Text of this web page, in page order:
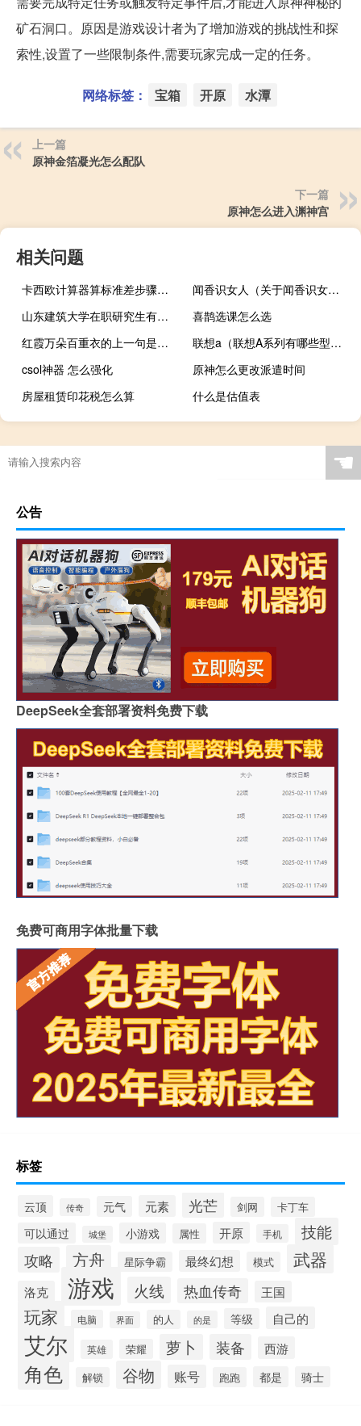
矿石洞口。原因是游戏设计者为了增加游戏的挑战性和探
索性,设置了一些限制条件,需要玩家完成一定的任务。
网络标签： 宝箱 开原 水潭
上一篇
原神金箔凝光怎么配队
下一篇
原神怎么进入渊神宫
相关问题
卡西欧计算器算标准差步骤图（卡西欧计算器算标准差）
闻香识女人（关于闻香识女人的介绍）
山东建筑大学在职研究生有哪些考试科目
喜鹊选课怎么选
红霞万朵百重衣的上一句是什么
联想a（联想A系列有哪些型号）
csol神器 怎么强化
原神怎么更改派遣时间
房屋租赁印花税怎么算
什么是估值表
☚
公告
DeepSeek全套部署资料免费下载
免费可商用字体批量下载
标签
云顶 传奇 元气 元素 光芒 剑网 卡丁车
可以通过 城堡 小游戏 属性 开原 手机 技能
攻略 方舟 星际争霸 最终幻想 模式 武器
洛克 游戏 火线 热血传奇 王国
玩家 电脑 界面 的人 的是 等级 自己的
艾尔 英雄 荣耀 萝卜 装备 西游
角色 解锁 谷物 账号 跑跑 都是 骑士